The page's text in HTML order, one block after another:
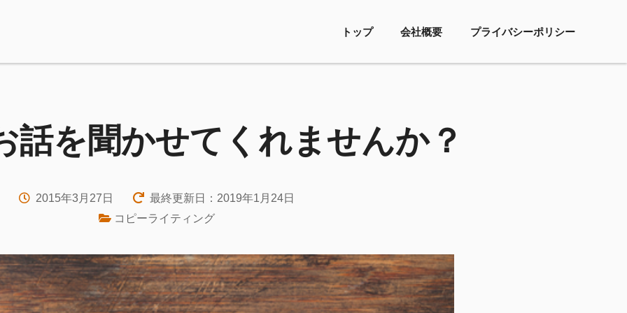
トップ 会社概要 プライバシーポリシー
話を聞かせてくれませんか？
2015年3月27日
最終更新日：2019年1月24日
コピーライティング